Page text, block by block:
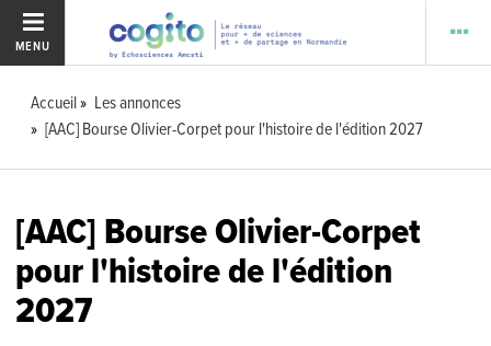
MENU
Accueil
Les annonces
[AAC] Bourse Olivier-Corpet pour l'histoire de l'édition 2027
[AAC] Bourse Olivier-Corpet
pour l'histoire de l'édition
2027